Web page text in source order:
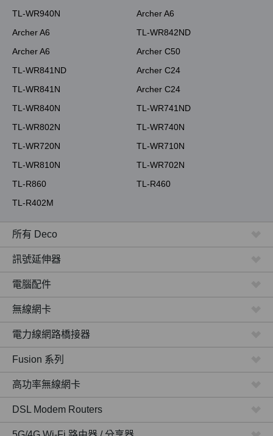
TL-WR940N
Archer A6
Archer A6
TL-WR842ND
Archer A6
Archer C50
TL-WR841ND
Archer C24
TL-WR841N
Archer C24
TL-WR840N
TL-WR741ND
TL-WR802N
TL-WR740N
TL-WR720N
TL-WR710N
TL-WR810N
TL-WR702N
TL-R860
TL-R460
TL-R402M
所有 Deco
訊號延伸器
電腦配件
無線網卡
電力線網路橋接器
Fusion 系列
高功率無線網卡
DSL Modem Routers